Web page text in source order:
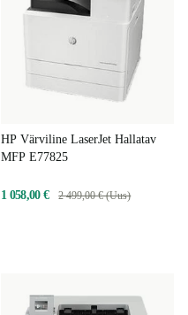
HP Värviline LaserJet Hallatav
MFP E77825
1 058,00 € 2 499,00 € (Uus)